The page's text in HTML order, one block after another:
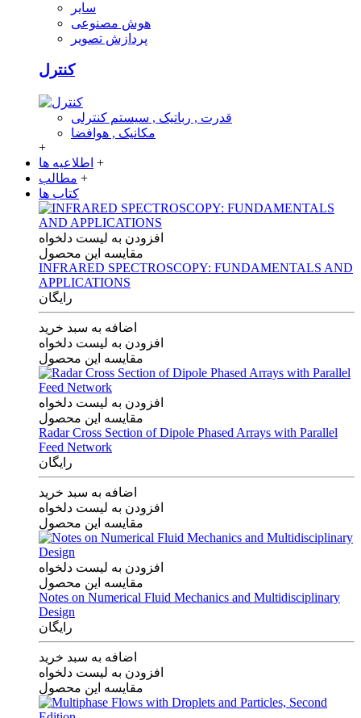
سایر
هوش مصنوعی
پردازش تصویر
کنترل
قدرت , رباتیک , سیستم کنترلی
مکانیک , هوافضا
+
اطلاعیه ها +
مطالب +
کتاب ها
افزودن به لیست دلخواه
مقایسه این محصول
INFRARED SPECTROSCOPY: FUNDAMENTALS AND
APPLICATIONS
رایگان
اضافه به سبد خرید
افزودن به لیست دلخواه
مقایسه این محصول
افزودن به لیست دلخواه
مقایسه این محصول
Radar Cross Section of Dipole Phased Arrays with Parallel
Feed Network
رایگان
اضافه به سبد خرید
افزودن به لیست دلخواه
مقایسه این محصول
افزودن به لیست دلخواه
مقایسه این محصول
Notes on Numerical Fluid Mechanics and Multidisciplinary
Design
رایگان
اضافه به سبد خرید
افزودن به لیست دلخواه
مقایسه این محصول